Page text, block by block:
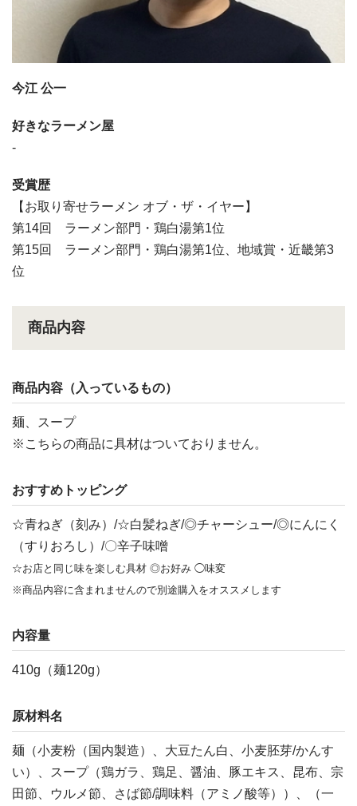
今江 公一
好きなラーメン屋
-
受賞歴
【お取り寄せラーメン オブ・ザ・イヤー】
第14回 ラーメン部門・鶏白湯第1位
第15回 ラーメン部門・鶏白湯第1位、地域賞・近畿第3
位
商品内容
商品内容（入っているもの）
麺、スープ
※こちらの商品に具材はついておりません。
おすすめトッピング
☆青ねぎ（刻み）/☆白髪ねぎ/◎チャーシュー/◎にんにく
（すりおろし）/〇辛子味噌
☆お店と同じ味を楽しむ具材 ◎お好み ◯味変
※商品内容に含まれませんので別途購入をオススメします
内容量
410g（麺120g）
原材料名
麺（小麦粉（国内製造）、大豆たん白、小麦胚芽/かんす
い）、スープ（鶏ガラ、鶏足、醤油、豚エキス、昆布、宗
田節、ウルメ節、さば節/調味料（アミノ酸等））、（一